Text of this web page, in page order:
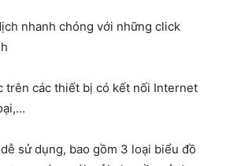
nhanh chóng với những click
trên các thiết bị có kết nối Internet
sử dụng, bao gồm 3 loại biểu đồ